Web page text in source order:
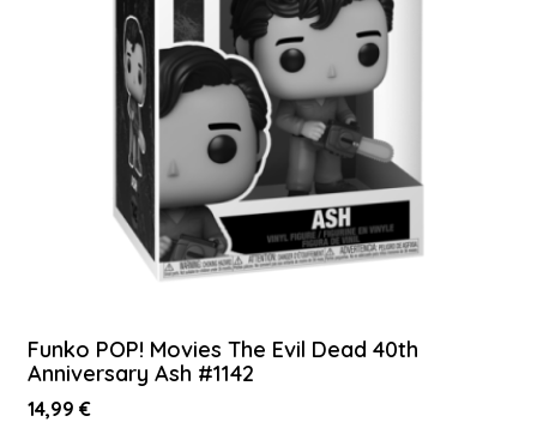
Funko POP! Movies The Evil Dead 40th
Anniversary Ash #1142
14,99 €